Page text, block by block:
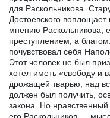
для Раскольникова.
Достоевского
мнению Раскольникова,
преступлением, а
почувствовал себя
Этот человек не был
хотел иметь «свободу и
дрожащей тварью, над
должен был получить,
закона. Но
его.Раскольников —